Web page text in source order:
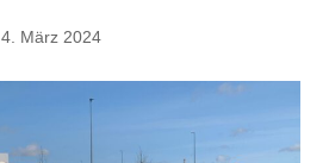
4. März 2024